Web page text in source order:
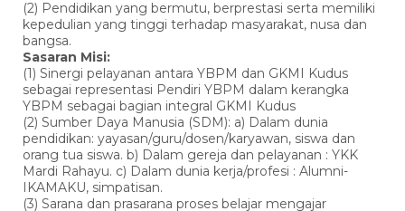
(2) Pendidikan yang bermutu, berprestasi serta memiliki
kepedulian yang tinggi terhadap masyarakat, nusa dan
bangsa.
Sasaran Misi:
(1) Sinergi pelayanan antara YBPM dan GKMI Kudus
sebagai representasi Pendiri YBPM dalam kerangka
YBPM sebagai bagian integral GKMI Kudus
(2) Sumber Daya Manusia (SDM): a) Dalam dunia
pendidikan: yayasan/guru/dosen/karyawan, siswa dan
orang tua siswa. b) Dalam gereja dan pelayanan : YKK
Mardi Rahayu. c) Dalam dunia kerja/profesi : Alumni-
IKAMAKU, simpatisan.
(3) Sarana dan prasarana proses belajar mengajar